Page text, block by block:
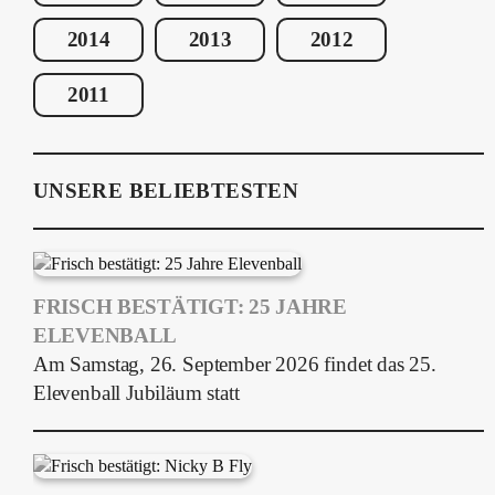
2014 2013 2012
2011
UNSERE BELIEBTESTEN
FRISCH BESTÄTIGT: 25 JAHRE
ELEVENBALL
Am Samstag, 26. September 2026 findet das 25.
Elevenball Jubiläum statt